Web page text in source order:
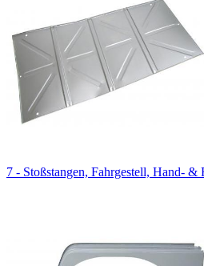
7 - Stoßstangen, Fahrgestell, Hand- &